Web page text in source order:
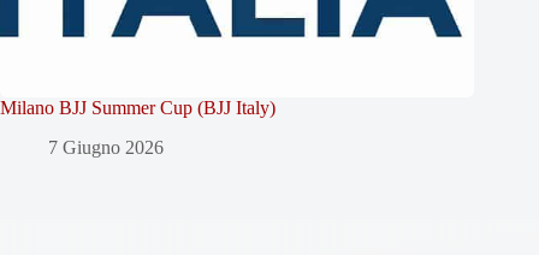
Milano BJJ Summer Cup (BJJ Italy)
7 Giugno 2026